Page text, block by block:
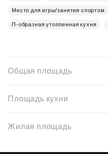
Место для игры/занятия спортом
П-образная утопленная кухня
Общая площадь
Площадь кухни
Жилая площадь